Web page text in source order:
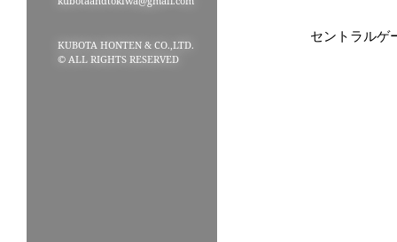
KUBOTA HONTEN & CO.,LTD.
© ALL RIGHTS RESERVED
セントラルゲ